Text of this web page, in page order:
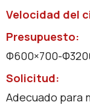
Velocidad del
Presupuesto:
Ф600×700-
Solicitud:
Adecuado para